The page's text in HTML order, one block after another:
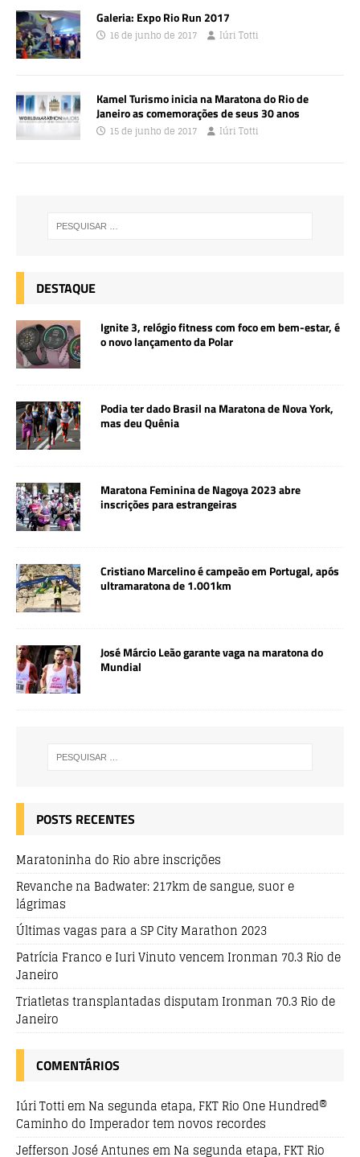
Galeria: Expo Rio Run 2017
16 de junho de 2017 Iúri Totti
Kamel Turismo inicia na Maratona do Rio de
Janeiro as comemorações de seus 30 anos
15 de junho de 2017 Iúri Totti
DESTAQUE
Ignite 3, relógio fitness com foco em bem-estar, é
o novo lançamento da Polar
Podia ter dado Brasil na Maratona de Nova York,
mas deu Quênia
Maratona Feminina de Nagoya 2023 abre
inscrições para estrangeiras
Cristiano Marcelino é campeão em Portugal, após
ultramaratona de 1.001km
José Márcio Leão garante vaga na maratona do
Mundial
POSTS RECENTES
Maratoninha do Rio abre inscrições
Revanche na Badwater: 217km de sangue, suor e
lágrimas
Últimas vagas para a SP City Marathon 2023
Patrícia Franco e Iuri Vinuto vencem Ironman 70.3 Rio de
Janeiro
Triatletas transplantadas disputam Ironman 70.3 Rio de
Janeiro
COMENTÁRIOS
Iúri Totti em Na segunda etapa, FKT Rio One Hundred®
Caminho do Imperador tem novos recordes
Jefferson José Antunes em Na segunda etapa, FKT Rio